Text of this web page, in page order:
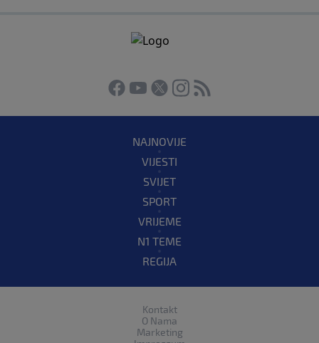
NAJNOVIJE
VIJESTI
SVIJET
SPORT
VRIJEME
N1 TEME
REGIJA
Kontakt
O Nama
Marketing